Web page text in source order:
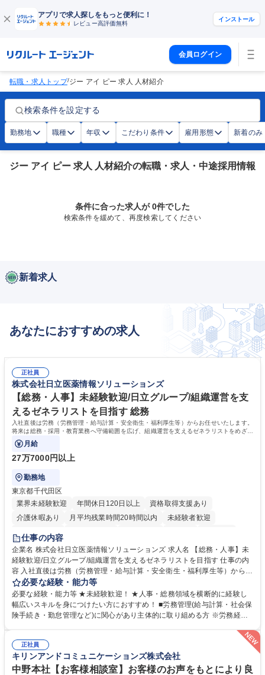
アプリで求人探しをもっと便利に！
レビュー高評価無料
インストール
会員ログイン
転職・求人トップ/ジー アイ ピー 求人 人材紹介
検索条件を設定する
勤務地 職種 年収 こだわり条件 雇用形態 新着のみ
ジー アイ ピー 求人 人材紹介の転職・求人・中途採用情報
条件に合った求人が 0件でした
検索条件を緩めて、再度検索してください
新着求人
あなたにおすすめの求人
正社員
株式会社日立医薬情報ソリューションズ
【総務・人事】未経験歓迎/日立グループ/組織運営を支
えるゼネラリストを目指す 総務
入社直後は労務（労務管理・給与計算・安全衛生・福利厚生等）からお任せいたします。
将来は総務・採用・教育業務へ守備範囲を広げ、組織運営を支えるゼネラリストをめざせ
ます。
月給
27万7000円以上
勤務地
東京都千代田区
業界未経験歓迎
年間休日120日以上
資格取得支援あり
介護休暇あり
月平均残業時間20時間以内
未経験者歓迎
住宅手当あり
育休あり
完全週休2日制 交通費支給 土日祝休み 寮・社宅あり
仕事の内容
企業名 株式会社日立医薬情報ソリューションズ 求人名 【総務・人事】未
経験歓迎/日立グループ/組織運営を支えるゼネラリストを目指す 仕事の内
容 入社直後は労務（労務管理・給与計算・安全衛生・福利厚生等）からお
任せいたします。将来は総務・採用・教育業務へ守備範囲を広げ、組織運
営を支えるゼネラリストをめざせます。 ・初期業務：労働時間管理、給与
計算、社会保険対応、福利厚生管理、安全衛生、健康経営推進等をお任せ
します。ご経験に応じて、休職者管理など、幅広く経験を積んでいただき
★メンバーがマンツーマンで丁寧に教えるため、ご経験が浅くても安心！
幅広く経験を積みたい意欲がある方に最適な環境です。 募集職種 【総
務・人事】未経験歓迎/日立グループ/組織運営を支えるゼネラリストを目
指す
必要な経験・能力等
必要な経験・能力等 ★未経験歓迎！ ★人事・総務領域を横断的に経験し
幅広いスキルを身につけたい方におすすめ！ ■労務管理(給与計算・社会保
険手続き・勤怠管理など)に関心があり主体的に取り組める方 ※労務経験
マネジメント職として活躍したい 【尚可】■人事、労務、採用、教育業務
のご経験 ■労務管理（給与計算・社会保険手続き・勤怠管理など）の経験
■衛生管理者の資格をお持ちの方 学歴・資格 学歴：大学院 大学 高専 短大
専修学校 高校 語学力： 資格：
正社員
キリンアンドコミュニケーションズ株式会社
中野本社【お客様相談室】お客様のお声をもとにより良